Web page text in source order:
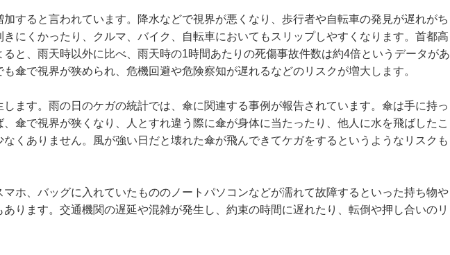
加すると言われています。降水などで視界が悪くなり、歩行者や自転車の発見が遅れがち
にくかったり、クルマ、バイク、自転車においてもスリップしやすくなります。首都高
と、雨天時以外に比べ、雨天時の1時間あたりの死傷事故件数は約4倍というデータがあ
傘で視界が狭められ、危機回避や危険察知が遅れるなどのリスクが増大します。
ます。雨の日のケガの統計では、傘に関連する事例が報告されています。傘は手に持っ
傘で視界が狭くなり、人とすれ違う際に傘が身体に当たったり、他人に水を飛ばしたこ
くありません。風が強い日だと壊れた傘が飛んできてケガをするというようなリスクも
ホ、バッグに入れていたもののノートパソコンなどが濡れて故障するといった持ち物や
ります。交通機関の遅延や混雑が発生し、約束の時間に遅れたり、転倒や押し合いのリ